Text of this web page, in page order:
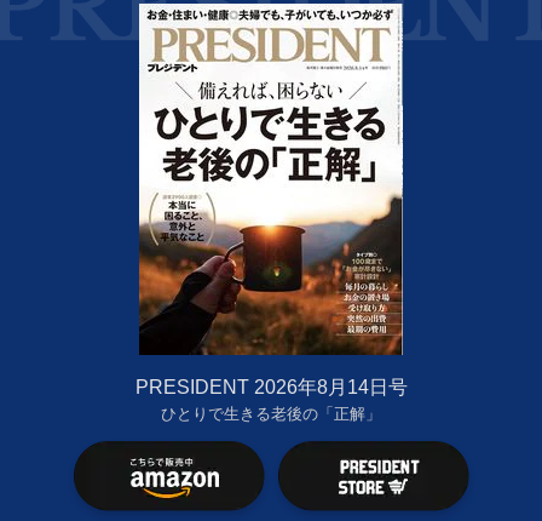
PRESIDENT 2026年8月14日号
ひとりで生きる老後の「正解」